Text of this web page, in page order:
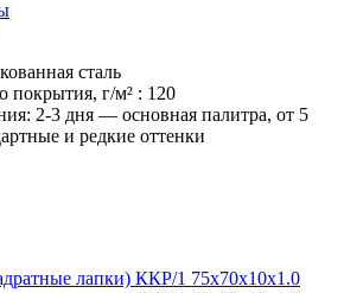
сталь
покрытия, г/м² : 120
2-3 дня — основная палитра, от 5
и редкие оттенки
лапки) ККР/1 75х70х10х1.0